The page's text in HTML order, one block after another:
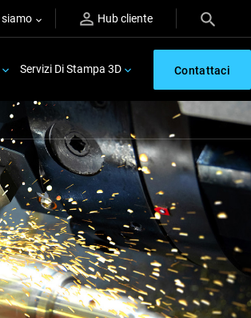
siamo Hub cliente
Servizi Di Stampa 3D Contattaci